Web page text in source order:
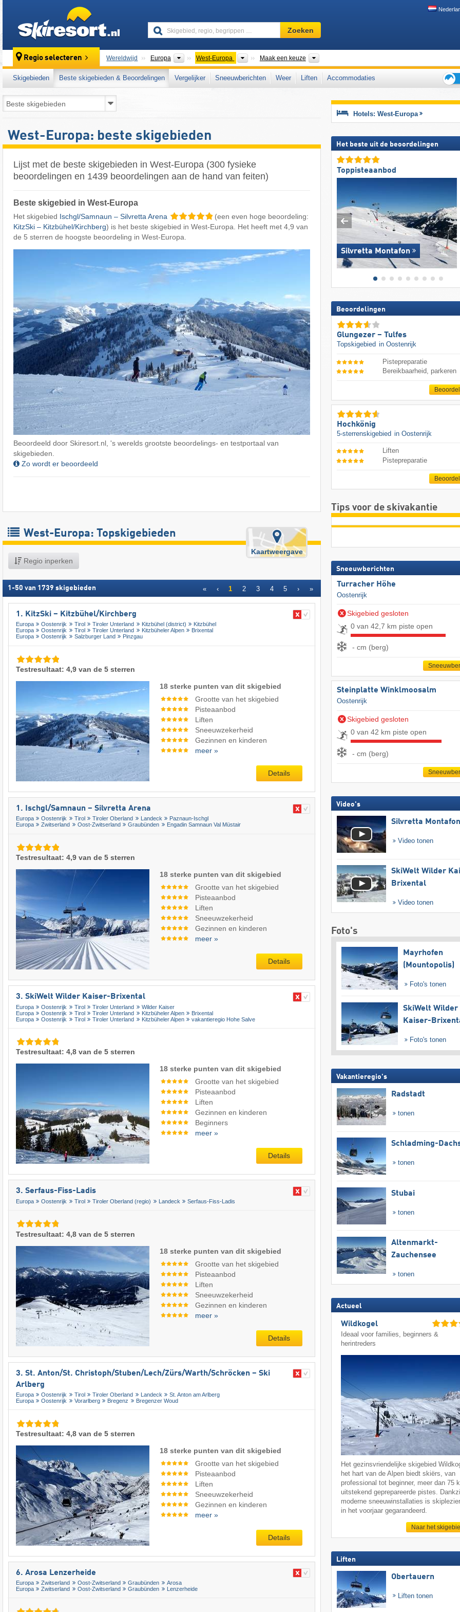
Skigebied,
regio,
…
Zoeken
Regio selecteren Wereldwijd Europa Continenten
West-Europa Subcontinenten volgens VN
Maak een keuze
Skigebieden Beste skigebieden & Beoordelingen Vergelijker Sneeuwberichten Weer Liften
Accommodaties
voor
West-Europa: beste skigebieden
Lijst met de beste skigebieden in West-Europa (300 fysieke
beoordelingen en 1439 beoordelingen aan de hand van feiten)
Beste skigebied in West-Europa
Het skigebied Ischgl/​Samnaun – Silvretta Arena
(een even hoge beoordeling:
KitzSki – Kitzbühel/​Kirchberg) is het beste skigebied in West-Europa. Het heeft met 4,9 van
de 5 sterren de hoogste beoordeling in West-Europa.
Beoordeeld door Skiresort.nl, 's werelds grootste beoordelings- en testportaal van
skigebieden.
Zo wordt er beoordeeld
West-Europa: Topskigebieden
Regio inperken
Kaartweergave
1 -50 van 1739 skigebieden « ‹ 1 2 3 4 5 › »
1. KitzSki – Kitzbühel/​Kirchberg
Europa Oostenrijk Tirol Tiroler Unterland Kitzbühel (district)
Kitzbühel
Europa
Oostenrijk Tirol Tiroler Unterland Kitzbüheler Alpen
Brixental
Europa
Oostenrijk Salzburger Land Pinzgau
Testresultaat: 4,9 van de 5 sterren
18 sterke punten van dit skigebied
Grootte van het skigebied
Pisteaanbod
Liften
Sneeuwzekerheid
Gezinnen en kinderen
meer »
Details
1. Ischgl/​Samnaun – Silvretta Arena
Europa Oostenrijk Tirol Tiroler Oberland Landeck
Paznaun-Ischgl
Europa
Zwitserland Oost-Zwitserland Graubünden Engadin Samnaun Val Müstair
Testresultaat: 4,9 van de 5 sterren
18 sterke punten van dit skigebied
Grootte van het skigebied
Pisteaanbod
Liften
Sneeuwzekerheid
Gezinnen en kinderen
meer »
Details
3. SkiWelt Wilder Kaiser-Brixental
Europa Oostenrijk Tirol Tiroler Unterland
Wilder Kaiser
Europa
Oostenrijk Tirol Tiroler Unterland Kitzbüheler Alpen
Brixental
Europa
Oostenrijk Tirol Tiroler Unterland Kitzbüheler Alpen vakantieregio Hohe Salve
Testresultaat: 4,8 van de 5 sterren
18 sterke punten van dit skigebied
Grootte van het skigebied
Pisteaanbod
Liften
Gezinnen en kinderen
Beginners
meer »
Details
3. Serfaus-Fiss-Ladis
Europa Oostenrijk Tirol Tiroler Oberland (regio) Landeck Serfaus-Fiss-Ladis
Testresultaat: 4,8 van de 5 sterren
18 sterke punten van dit skigebied
Grootte van het skigebied
Pisteaanbod
Liften
Sneeuwzekerheid
Gezinnen en kinderen
meer »
Details
3. St. Anton/​St. Christoph/​Stuben/​Lech/​Zürs/​Warth/​Schröcken – Ski
Arlberg
Europa Oostenrijk Tirol Tiroler Oberland Landeck
St. Anton am Arlberg
Europa
Oostenrijk Vorarlberg Bregenz Bregenzer Woud
Testresultaat: 4,8 van de 5 sterren
18 sterke punten van dit skigebied
Grootte van het skigebied
Pisteaanbod
Liften
Sneeuwzekerheid
Gezinnen en kinderen
meer »
Details
6. Arosa Lenzerheide
Europa Zwitserland Oost-Zwitserland Graubünden
Arosa
Europa
Zwitserland Oost-Zwitserland Graubünden Lenzerheide
Hotels: West-Europa
Het beste uit de beoordelingen
Toppisteaanbod
Silvretta Montafon
Beoordelingen
Glungezer – Tulfes
Topskigebied in Oostenrijk
Pistepreparatie
Bereikbaarheid, parkeren
Hochkönig
5-sterrenskigebied in Oostenrijk
Liften
Pistepreparatie
Tips voor de skivakantie
Sneeuwberichten
Turracher Höhe
Oostenrijk
Skigebied gesloten
0 van 42,7 km piste open
- cm (berg)
Steinplatte Winklmoosalm
Oostenrijk
Skigebied gesloten
0 van 42 km piste open
- cm (berg)
Video's
Silvretta Montafon
Video tonen
SkiWelt Wilder
Brixental
Video tonen
Foto's
Mayrhofen
(Mountopolis)
Foto's tonen
SkiWelt Wilder
Kaiser-
Foto's tonen
Vakantieregio's
Radstadt
tonen
Schladming-
tonen
Stubai
tonen
Altenmarkt-
Zauchensee
tonen
Actueel
Wildkogel
Ideaal voor families, beginners &
herintreders
Het gezinsvriendelijke skigebied
het hart van de Alpen biedt skiërs, van
professional tot beginner, meer dan 75
uitstekend geprepareerde pistes.
moderne sneeuwinstallaties is
in het voorjaar gegarandeerd.
Naar het
Liften
Obertauern
Liften tonen